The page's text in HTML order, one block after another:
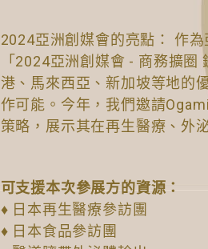
2024亞洲創媒會的亮點： 作
「2024亞洲創媒會 - 商務擴
港、馬來西亞、新加坡等地的
作可能。今年，我們邀請
策略，展示其在再生醫療、外
可支援本次參展方的資源：
♦ 日本再生醫療參訪團
♦ 日本食品參訪團